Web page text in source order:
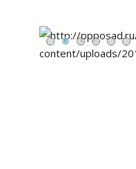
БЛАГОЧИНИЕ